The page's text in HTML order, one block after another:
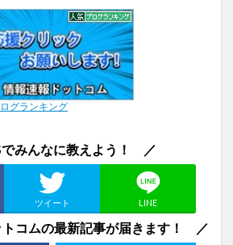
グランキング
みんなに教えよう！ ／
ツイート LINE
コムの最新記事が届きます！ ／